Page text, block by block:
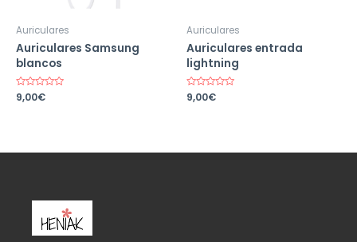
Auriculares
Auriculares Samsung
blancos
Valorado
en
9,00€
Auriculares
Auriculares entrada
lightning
Valorado
en
9,00€